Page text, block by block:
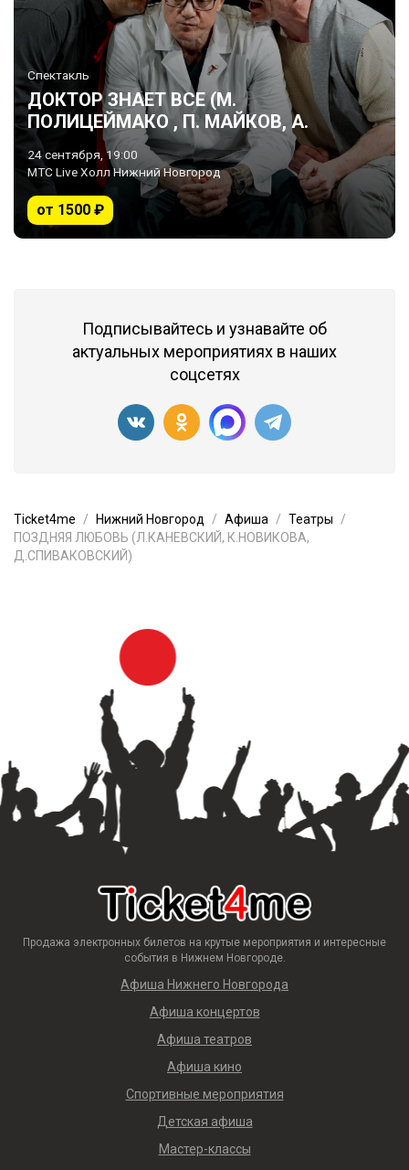
Спектакль
ДОКТОР ЗНАЕТ ВСЕ (М.
ПОЛИЦЕЙМАКО , П. МАЙКОВ, А.
МАКАРОВ)
24 сентября, 19:00
МТС Live Холл Нижний Новгород
от 1500 ₽
Подписывайтесь и узнавайте об
актуальных мероприятиях в наших
соцсетях
Ticket4me Нижний Новгород Афиша
Театры
ПОЗДНЯЯ ЛЮБОВЬ (Л.КАНЕВСКИЙ, К.НОВИКОВА,
Д.СПИВАКОВСКИЙ)
Продажа электронных билетов на крутые мероприятия и интересные
события в Нижнем Новгороде.
Афиша Нижнего Новгорода
Афиша концертов
Афиша театров
Афиша кино
Спортивные мероприятия
Детская афиша
Мастер-классы